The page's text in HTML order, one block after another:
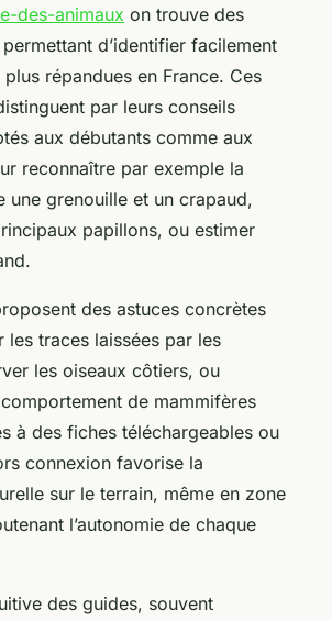
des-animaux on trouve des
d’identifier facilement
répandues en France. Ces
par leurs conseils
aux débutants comme aux
reconnaître par exemple la
une grenouille et un crapaud,
papillons, ou estimer
des astuces concrètes
les traces laissées par les
les oiseaux côtiers, ou
de mammifères
à des fiches téléchargeables ou
connexion favorise la
sur le terrain, même en zone
l’autonomie de chaque
des guides, souvent